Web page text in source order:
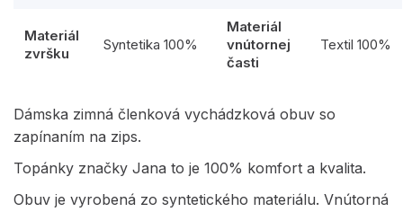
Materiál
zvršku
Syntetika 100%
Materiál
vnútornej
časti
Textil 100%
Dámska zimná členková vychádzková obuv so
zapínaním na zips.
Topánky značky Jana to je 100% komfort a kvalita.
Obuv je vyrobená zo syntetického materiálu. Vnútorná